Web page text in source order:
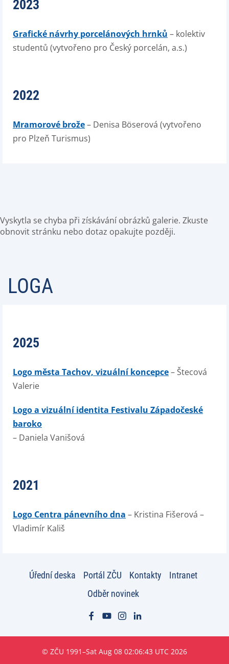
2023
Grafické návrhy porcelánových hrnků – kolektiv
studentů (vytvořeno pro Český porcelán, a.s.)
2022
Mramorové brože– Denisa Böserová (vytvořeno
pro Plzeň Turismus)
Vyskytla se chyba při získávání obrázků galerie. Zkuste
obnovit stránku nebo dotaz opakujte později.
LOGA
2025
Logo města Tachov, vizuální koncepce– Štecová
Valerie
Logo a vizuální identita Festivalu Západočeské
baroko
– Daniela Vanišová
2021
Logo Centra pánevního dna – Kristina Fišerová –
Vladimír Kališ
Úřední deska Portál ZČU Kontakty
Intranet
Odběr novinek
© ZČU 1991–Sat Aug 08 02:06:43 UTC 2026